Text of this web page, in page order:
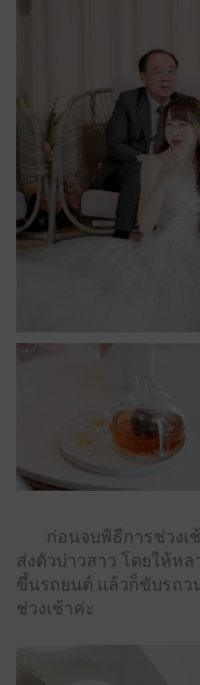
ก่อนจบพิธีการช่วงเช้
ส่งตัวบ่าวสาว โดยให้หล
ขึ้นรถยนต์ แล้วก็ขับรถว
ช่วงเช้าค่ะ